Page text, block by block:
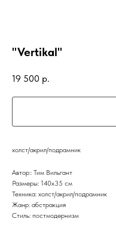
"Vertikal"
19 500 р.
холст/акрил/подрамник
Автор:: Тим Вильгант
Размеры: 140х35 см
Техника: холст/акрил/подрамник
Жанр: абстракция
Стиль: постмодернизм